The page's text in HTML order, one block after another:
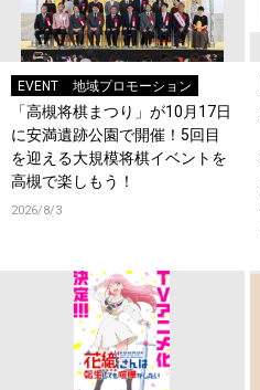
EVENT 地域プロモーション
「高槻将棋まつり」が10月17日
に安満遺跡公園で開催！5回目
を迎える大規模将棋イベントを
高槻で楽しもう！
2026/8/3